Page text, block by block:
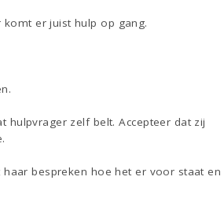
er juist hulp op gang.
hulpvrager zelf belt. Accepteer dat zij
bespreken hoe het er voor staat en